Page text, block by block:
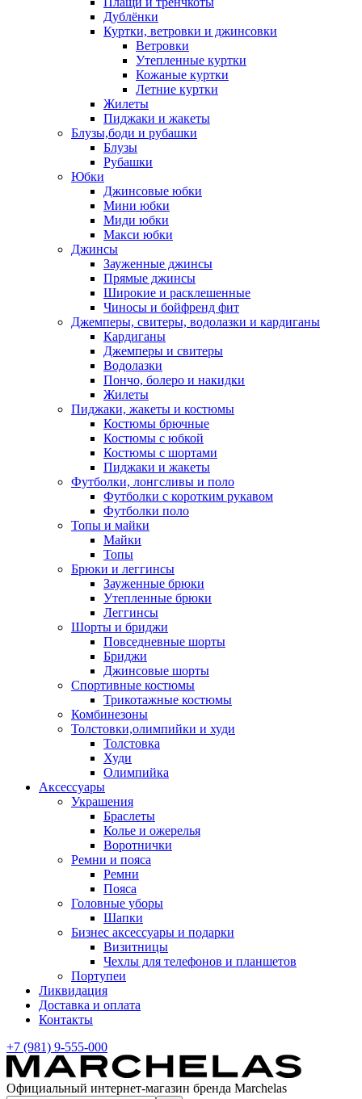
Дублёнки
Куртки, ветровки и джинсовки
Ветровки
Утепленные куртки
Кожаные куртки
Летние куртки
Жилеты
Пиджаки и жакеты
Блузы,боди и рубашки
Блузы
Рубашки
Юбки
Джинсовые юбки
Мини юбки
Миди юбки
Макси юбки
Джинсы
Зауженные джинсы
Прямые джинсы
Широкие и расклешенные
Чиносы и бойфренд фит
Джемперы, свитеры, водолазки и кардиганы
Кардиганы
Джемперы и свитеры
Водолазки
Пончо, болеро и накидки
Жилеты
Пиджаки, жакеты и костюмы
Костюмы брючные
Костюмы с юбкой
Костюмы с шортами
Пиджаки и жакеты
Футболки, лонгсливы и поло
Футболки с коротким рукавом
Футболки поло
Топы и майки
Майки
Топы
Брюки и леггинсы
Зауженные брюки
Утепленные брюки
Леггинсы
Шорты и бриджи
Повседневные шорты
Бриджи
Джинсовые шорты
Спортивные костюмы
Трикотажные костюмы
Комбинезоны
Толстовки,олимпийки и худи
Толстовка
Худи
Олимпийка
Аксессуары
Украшения
Браслеты
Колье и ожерелья
Воротнички
Ремни и пояса
Ремни
Пояса
Головные уборы
Шапки
Бизнес аксессуары и подарки
Визитницы
Чехлы для телефонов и планшетов
Портупеи
Ликвидация
Доставка и оплата
Контакты
+7 (981) 9-555-000
Официальный интернет-магазин бренда Marchelas